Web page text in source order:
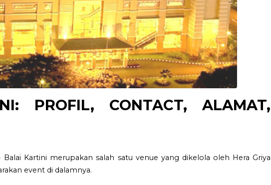
: PROFIL, CONTACT, ALAMAT,
Balai Kartini merupakan salah satu venue yang dikelola oleh Hera Griya
event di dalamnya.